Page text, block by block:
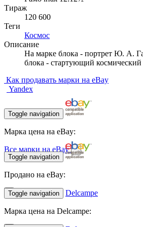
Тираж
120 600
Теги
Космос
Описание
На марке блока - портрет Ю. А.
блока - стартующий космический
Как продавать марки на eBay
Yandex
Toggle navigation
Марка цена на eBay:
Все марки на eBay
Toggle navigation
Продано на eBay:
Toggle navigation Delcampe
Марка цена на Delcampe: